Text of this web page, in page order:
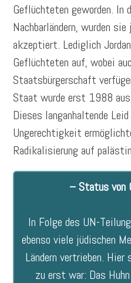
Geflüchteten geworden. In
Nachbarländern, wurden
akzeptiert. Lediglich
Geflüchteten auf, wobei
Staatsbürgerschaft
Staat wurde erst 1988
Dieses langanhaltende
Ungerechtigkeit
Radikalisierung auf
– Status von
In Folge des UN-
ebenso viele jüdischen
Ländern vertrieben.
zu erst war: Das